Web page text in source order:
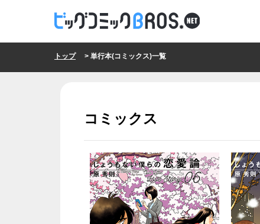
トップ> 単行本(コミックス)一覧
コミックス